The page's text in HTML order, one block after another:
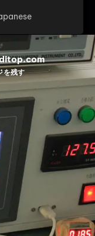
を残す